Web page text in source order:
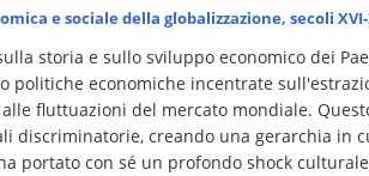
e sociale della globalizzazione, secoli
storia e sullo sviluppo economico dei
politiche economiche incentrate
fluttuazioni del mercato mondiale.
creando una gerarchia in
portato con sé un profondo shock